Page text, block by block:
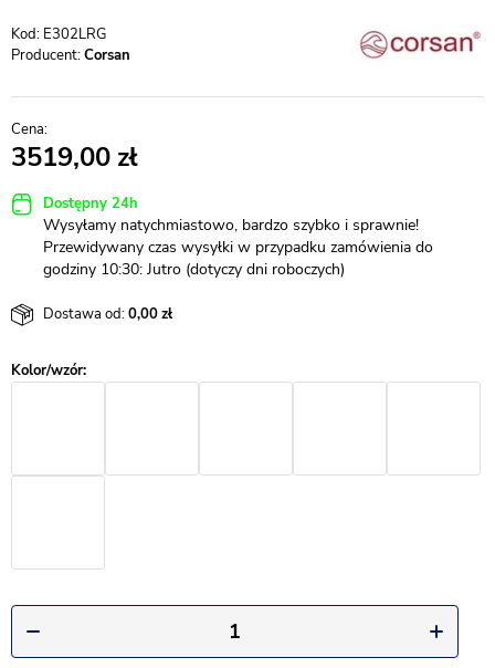
E302LRG
Producent:Corsan
3519,00
Dostępny 24h
Wysyłamy natychmiastowo, bardzo szybko i sprawnie!
Przewidywany czas wysyłki w przypadku zamówienia do
godziny 10:30: Jutro (dotyczy dni roboczych)
Dostawa od:0,00